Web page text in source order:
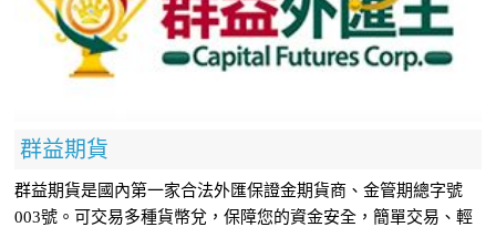
群益期貨
群益期貨是國內第一家合法外匯保證金期貨商、金管期總字號
003號。可交易多種貨幣兌，保障您的資金安全，簡單交易、輕